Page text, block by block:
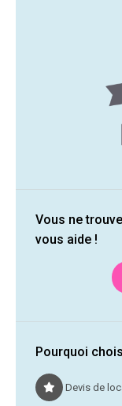
Vous ne
vous aide !
Pourquoi
Devis de